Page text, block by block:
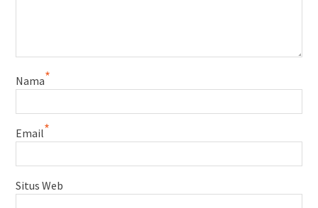
Nama*
Email*
Situs Web